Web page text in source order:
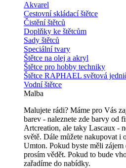
Akvarel
Cestovní skládací štětce
Čistění štětců
Doplňky ke štětcům
Sady štětců
Speciální tvary
Štětce na olej a akryl
Štětce pro hobby techniky
Štětce RAPHAEL světová
Vodní štětce
Malba
Malujete rádi? Máme pro Vás
barev - naleznete zde barvy od
Artcreation, ale taky Lascaux -
světě. Dále můžete nakupovat i
Umton. Pokud byste měli
prosím vědět. Pokud to bude
zařadíme do nabídky.